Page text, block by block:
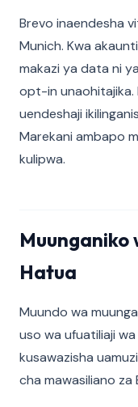
Brevo inaendesha
Munich. Kwa
makazi ya data ni
opt-in unaohitajika.
uendeshaji
Marekani ambapo
kulipwa.
Muunganiko
Hatua
Muundo wa
uso wa ufuatiliaji
kusawazisha
cha mawasiliano za